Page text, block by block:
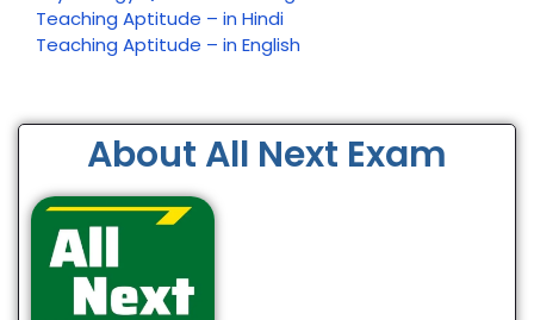
Teaching Aptitude – in Hindi
Teaching Aptitude – in English
About All Next Exam